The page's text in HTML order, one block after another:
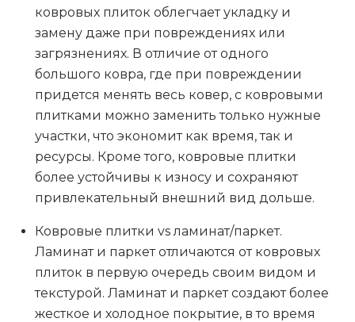
ковровых плиток облегчает укладку и
замену даже при повреждениях или
загрязнениях. В отличие от одного
большого ковра, где при повреждении
придется менять весь ковер, с ковровыми
плитками можно заменить только нужные
участки, что экономит как время, так и
ресурсы. Кроме того, ковровые плитки
более устойчивы к износу и сохраняют
привлекательный внешний вид дольше.
Ковровые плитки vs ламинат/паркет.
Ламинат и паркет отличаются от ковровых
плиток в первую очередь своим видом и
текстурой. Ламинат и паркет создают более
жесткое и холодное покрытие, в то время